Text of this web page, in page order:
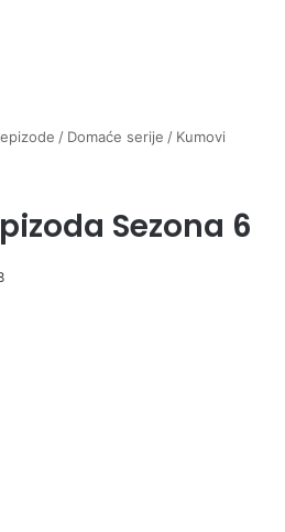
/ Domaće serije / Kumovi
Sezona 6